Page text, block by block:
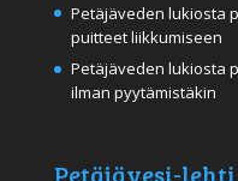
Petäjäveden lukiosta
puitteet liikkumiseen
Petäjäveden lukiosta
ilman pyytämistäkin
Petäjävesi-lehti